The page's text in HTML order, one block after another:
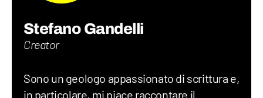
Stefano Gandelli
Creator
Sono un geologo appassionato di scrittura e,
in particolare, mi piace raccontare il